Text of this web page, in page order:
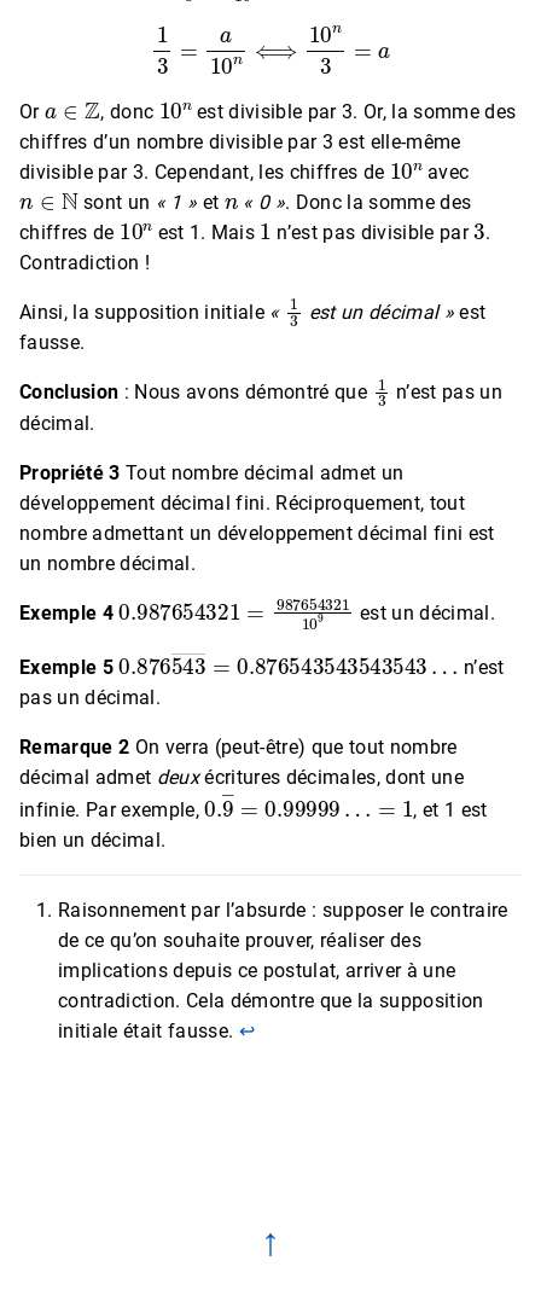
10 10n3
Or
Z
, donc
10n
est divisible par 3. Or, la somme des
chiffres d’un nombre divisible par 3 est elle-même
divisible par 3. Cependant, les chiffres de
10n
avec
n∈N
sont un « 1 » et
n
« 0 ». Donc la somme des
chiffres de
10n
est 1. Mais
1
n’est pas divisible par
3
.
Contradiction !
Ainsi, la supposition initiale «
1
est un décimal »est
fausse.
Conclusion : Nous avons démontré que
1
n’est pas un
décimal.
Propriété 3 Tout nombre décimal admet un
développement décimal fini. Réciproquement, tout
nombre admettant un développement décimal fini est
un nombre décimal.
Exemple 4
0.987654321 987654321 9
est un décimal.
Exemple 5
0.876543 ―=0.876543543543543
n’est
pas un décimal.
Remarque 2 On verra (peut-être) que tout nombre
décimal admet deuxécritures décimales, dont une
infinie. Par exemple,
0.9 =0.99999 …= 1
, et 1 est
bien un décimal.
Raisonnement par l’absurde : supposer le contraire
de ce qu’on souhaite prouver, réaliser des
implications depuis ce postulat, arriver à une
contradiction. Cela démontre que la supposition
initiale était fausse. ↩︎
↑